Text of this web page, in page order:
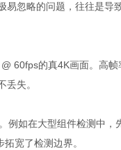
忽略的问题，往往是导
60fps的真4K画面。高
失。
如在大型组件检测中
宽了检测边界。